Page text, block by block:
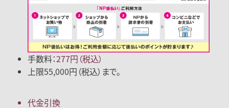
手数料：277円（税込）
上限55,000円（税込）まで。
代金引換